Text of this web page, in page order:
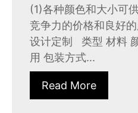
(1)各种颜色和大小可
竞争力的价格和良好
设计定制 类型 材料
用 包装方式...
Read More